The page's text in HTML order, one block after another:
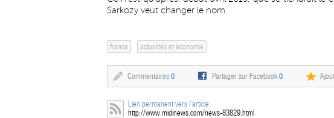
Sarkozy veut changer le nom.
france actualités et économie
Commentaires 0 Partager sur Facebook0
Lien permanent vers l'article:
http://www.midinews.com/news-83829.html